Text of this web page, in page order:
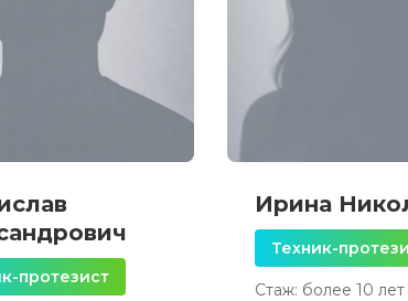
протезист
Ирина
Техник-
Стаж: более 10 лет